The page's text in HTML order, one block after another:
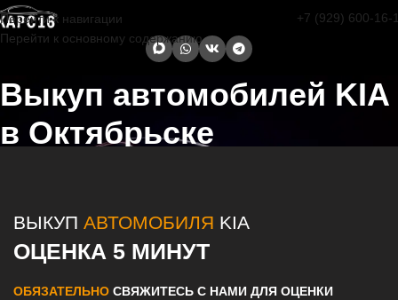
Перейти к навигации
Перейти к основному содержанию
+7 (929) 600-16-
Выкуп автомобилей KIA
в Октябрьске
ВЫКУП АВТОМОБИЛЯ KIA
ОЦЕНКА 5 МИНУТ
ОБЯЗАТЕЛЬНО СВЯЖИТЕСЬ С НАМИ ДЛЯ ОЦЕНКИ